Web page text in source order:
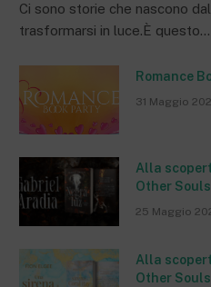
Ci sono storie che nascono
trasformarsi in luce.È questo…
Romance
31 Maggio
Alla
Other
25 Maggio
Alla
Other